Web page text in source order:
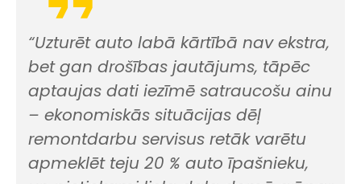
“Uzturēt auto labā kārtībā nav ekstra,
bet gan drošības jautājums, tāpēc
aptaujas dati iezīmē satraucošu ainu
– ekonomiskās situācijas dēļ
remontdarbu servisus retāk varētu
apmeklēt teju 20 % auto īpašnieku,